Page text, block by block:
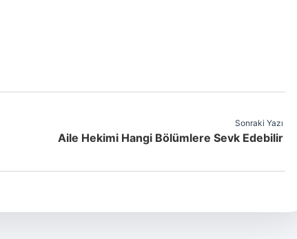
Sonraki Yazı
Aile Hekimi Hangi Bölümlere Sevk Edebilir